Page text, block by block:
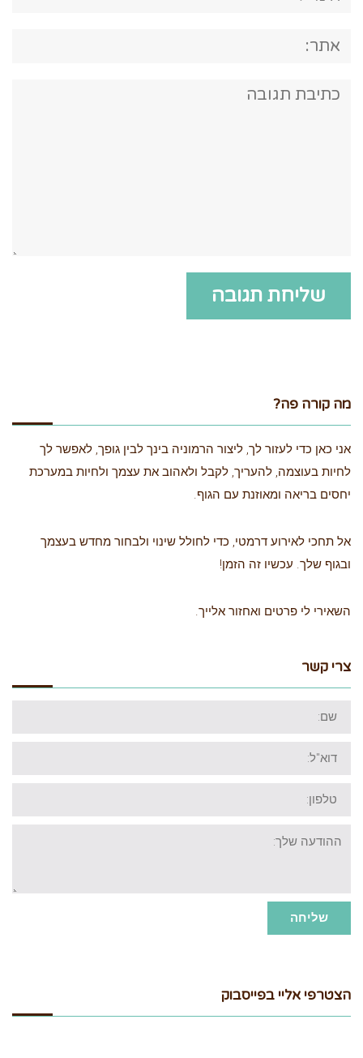
אתר:
תגובה:
מה קורה פה?
אני כאן כדי לעזור לך, ליצור הרמוניה בינך לבין גופך, לאפשר לך
לחיות בעוצמה, להעריך, לקבל ולאהוב את עצמך ולחיות במערכת
יחסים בריאה ומאוזנת עם הגוף.
אל תחכי לאירוע דרמטי, כדי לחולל שינוי ולבחור מחדש בעצמך
ובגוף שלך. עכשיו זה הזמן!
השאירי לי פרטים ואחזור אלייך.
צרי קשר
שם:
דוא"ל:
טלפון:
ההודעה
שלך:
שליחה
הצטרפי אליי בפייסבוק